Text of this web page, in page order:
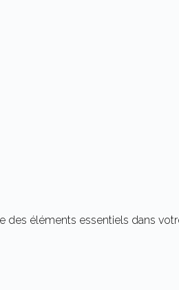
des éléments essentiels dans